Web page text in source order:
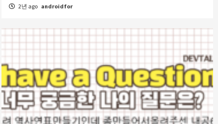
2년 ago androidfor